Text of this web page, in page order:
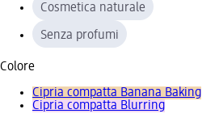
Cosmetica naturale
Senza profumi
Colore
Cipria compatta Banana Baking
Cipria compatta Blurring